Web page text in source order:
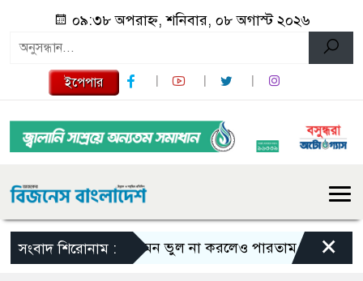
০৯:৩৮ অপরাহ্ন, শনিবার, ০৮ অগাস্ট ২০২৬
ইপেপার
সংবাদ শিরোনাম :এমন ভুল না করলেও পারতাম : শাকিব খান
×